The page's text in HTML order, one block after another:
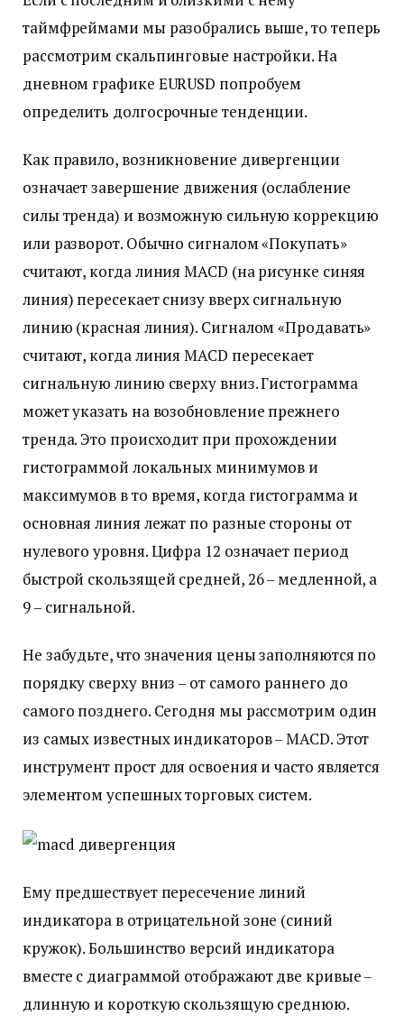
таймфреймами мы разобрались выше, то теперь
рассмотрим скальпинговые настройки. На
дневном графике EURUSD попробуем
определить долгосрочные тенденции.
Как правило, возникновение дивергенции
означает завершение движения (ослабление
силы тренда) и возможную сильную коррекцию
или разворот. Обычно сигналом «Покупать»
считают, когда линия MACD (на рисунке синяя
линия) пересекает снизу вверх сигнальную
линию (красная линия). Сигналом «Продавать»
считают, когда линия MACD пересекает
сигнальную линию сверху вниз. Гистограмма
может указать на возобновление прежнего
тренда. Это происходит при прохождении
гистограммой локальных минимумов и
максимумов в то время, когда гистограмма и
основная линия лежат по разные стороны от
нулевого уровня. Цифра 12 означает период
быстрой скользящей средней, 26 – медленной, а
9 – сигнальной.
Не забудьте, что значения цены заполняются по
порядку сверху вниз – от самого раннего до
самого позднего. Сегодня мы рассмотрим один
из самых известных индикаторов – MACD. Этот
инструмент прост для освоения и часто является
элементом успешных торговых систем.
Ему предшествует пересечение линий
индикатора в отрицательной зоне (синий
кружок). Большинство версий индикатора
вместе с диаграммой отображают две кривые –
длинную и короткую скользящую среднюю.